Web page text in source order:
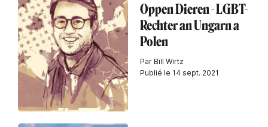
Oppen Dieren - LGBT-
Rechter an Ungarn a
Polen
Par Bill Wirtz
Publié le 14 sept. 2021